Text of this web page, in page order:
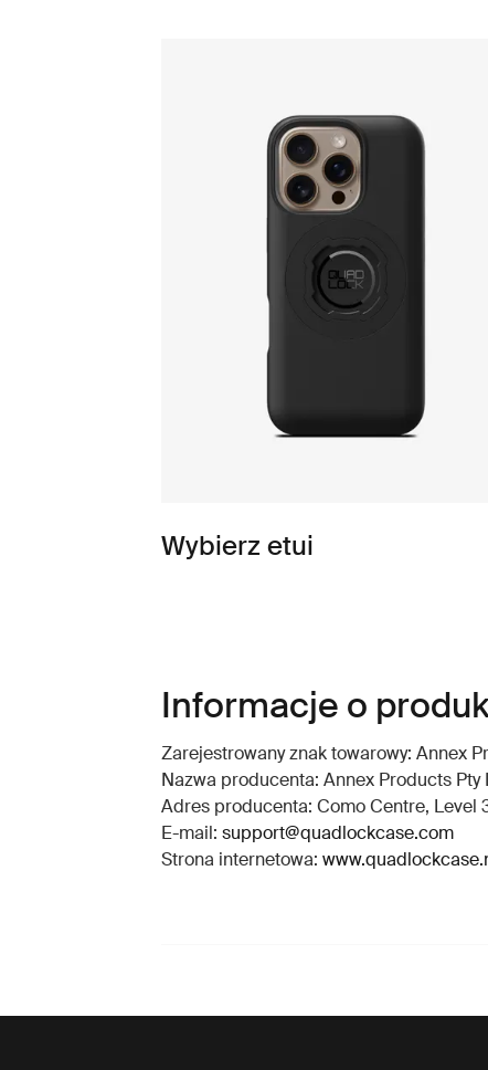
Wybierz etui
Informacje o
Zarejestrowany znak towarowy: Annex
Nazwa producenta: Annex Products Pty
Adres producenta: Como Centre, Level
E-mail: support@quadlockcase.com
Strona internetowa: